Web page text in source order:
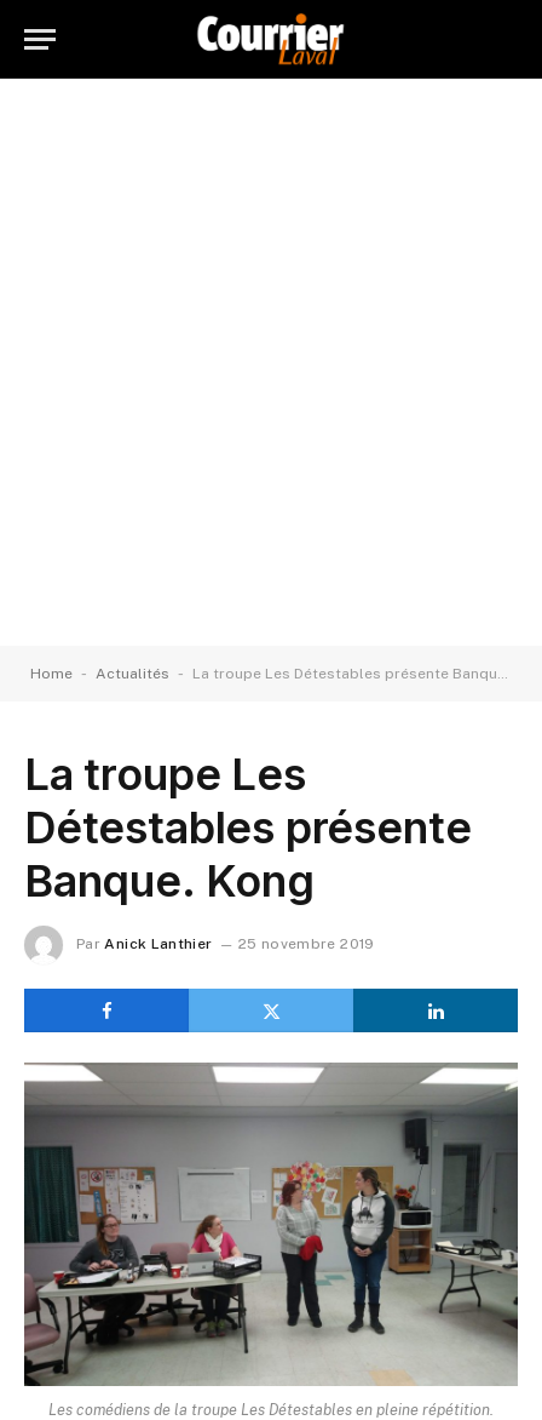
Home - Actualités - La troupe Les Détestables présente Banque. Kong
La troupe Les
Détestables présente
Banque. Kong
Par Anick Lanthier 25 novembre 2019
Les comédiens de la troupe Les Détestables en pleine répétition.